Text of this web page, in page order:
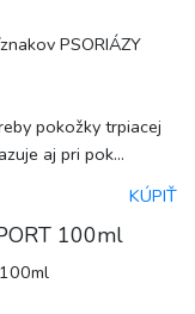
pokožky trpiacej
aj pri pok...
KÚPIŤ
100ml